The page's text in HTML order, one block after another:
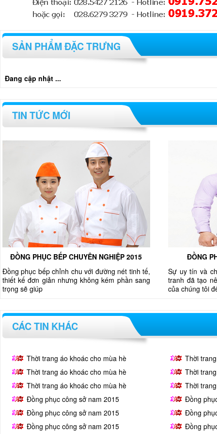
SẢN PHẨM ĐẶC TRƯNG
Đang cập nhật ...
TIN TỨC MỚI
ĐỒNG PHỤC BẾP CHUYÊN NGHIỆP 2015
Đồng phục bếp chỉnh chu với đường nét tinh tế,
thiết kế đơn giản nhưng không kém phần sang
trọng sẽ giúp
ĐỒNG
Sự uy tín và
tranh đã tạo
của chúng tôi
CÁC TIN KHÁC
Thời trang áo khoác cho mùa hè
Thời
Thời trang áo khoác cho mùa hè
Thời
Thời trang áo khoác cho mùa hè
Thời
Đồng phục công sở nam 2015
Đồng
Đồng phục công sở nam 2015
Đồng
Đồng phục công sở nam 2015
Đồng